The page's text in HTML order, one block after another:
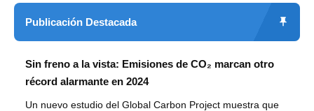
Publicación Destacada
Sin freno a la vista: Emisiones de CO₂ marcan otro
récord alarmante en 2024
Un nuevo estudio del Global Carbon Project muestra que